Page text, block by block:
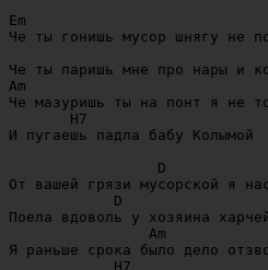
Em
Че ты гонишь мусор шнягу не
Че ты паришь мне про нары и
Am
Че мазуришь ты на понт я не
H7
И пугаешь падла бабу Колымой
D
От вашей грязи мусорской я
D
Поела вдоволь у хозяина
Am
Я раньше срока было дело
H7